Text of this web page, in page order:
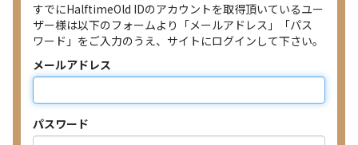
すでにHalftimeOld IDのアカウントを取得頂いているユー
ザー様は以下のフォームより「メールアドレス」「パス
ワード」をご入力のうえ、サイトにログインして下さい。
メールアドレス
パスワード